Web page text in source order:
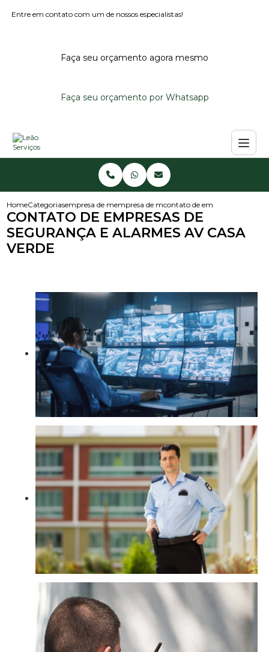
Entre em contato com um de nossos especialistas!
Faça seu orçamento agora mesmo
Faça seu orçamento por Whatsapp
HomeCategoriasempresa de monitoramento de alarmes
empresa de monitoramento de alarme
contato de empresas de
CONTATO DE EMPRESAS DE
SEGURANÇA E ALARMES AV CASA
VERDE